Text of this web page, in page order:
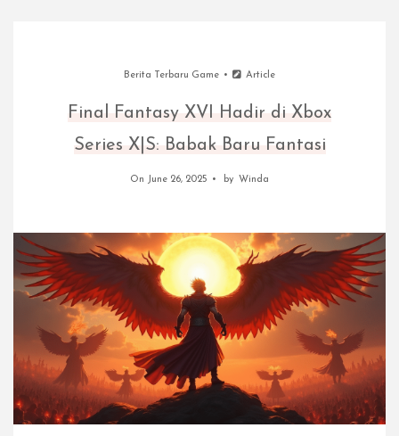
Berita Terbaru Game Article
Final Fantasy XVI Hadir di Xbox
Series X|S: Babak Baru Fantasi
On June 26, 2025 by Winda